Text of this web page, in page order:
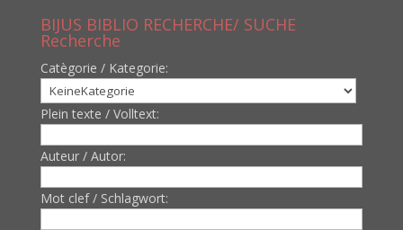
BIJUS BIBLIO RECHERCHE/ SUCHE
Recherche
Catègorie / Kategorie:
Plein texte / Volltext:
Auteur / Autor:
Mot clef / Schlagwort: